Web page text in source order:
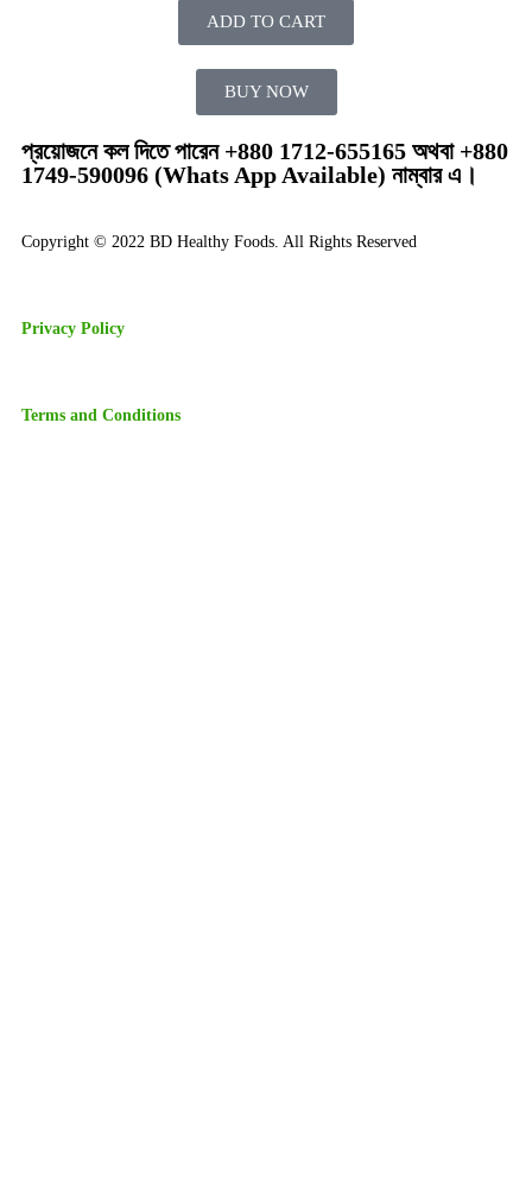
ADD TO CART
BUY NOW
প্রয়োজনে কল দিতে পারেন +880 1712-655165 অথবা +880
1749-590096 (Whats App Available) নাম্বার এ।
Copyright © 2022 BD Healthy Foods. All Rights Reserved
Privacy Policy
Terms and Conditions